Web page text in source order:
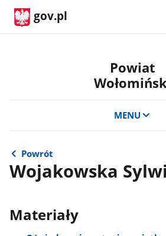
gov.pl
Powiat
MENU
Powrót
Wojakowska
Materiały